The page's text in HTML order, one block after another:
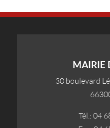
MAIRIE
30 boulevard
Tél.: 04